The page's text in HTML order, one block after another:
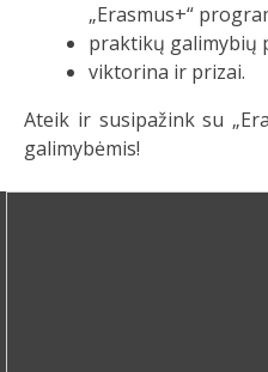
„Erasmus+“
praktikų galimybių
viktorina ir prizai.
Ateik ir susipažink su
galimybėmis!